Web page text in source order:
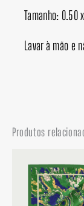
Tamanho: 0.50
Lavar à mão e
Produtos